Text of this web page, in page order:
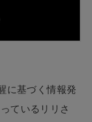
に基づく情報発
ているリリさ